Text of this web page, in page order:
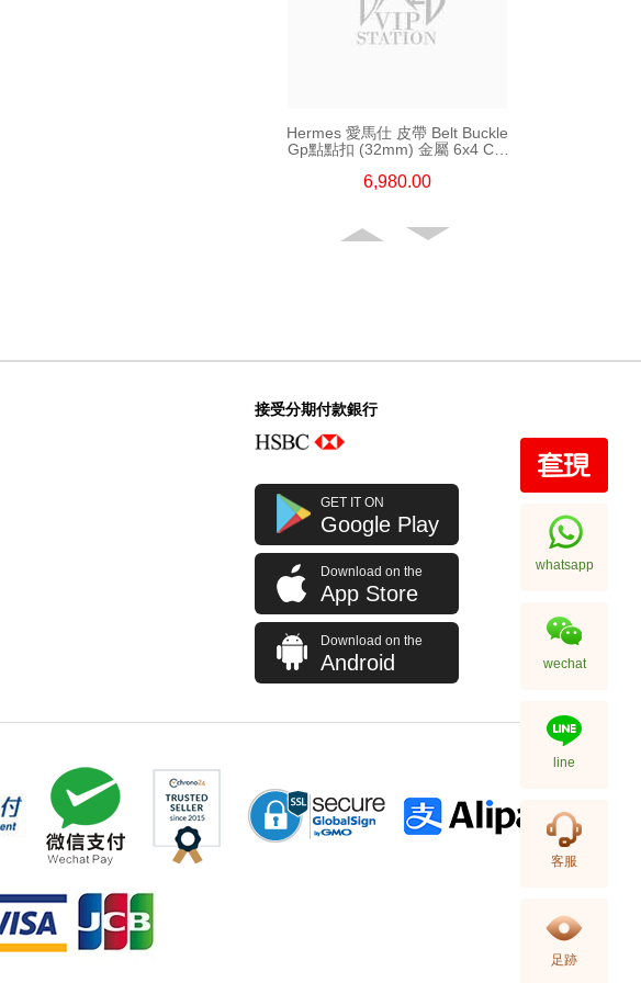
Hermes 愛馬仕 皮帶 Belt Buckle
Gp點點扣 (32mm) 金屬 6x4 Cm
6,980.00
Hermes 愛馬仕 皮帶 Belt Cdc
38mm 89 Blk 85 皮革 85cm
3,980.00
接受分期付款銀行
GET IT ON
Google Play
Download on the
App Store
Download on the
Android
whatsapp
wechat
line
客服
足跡